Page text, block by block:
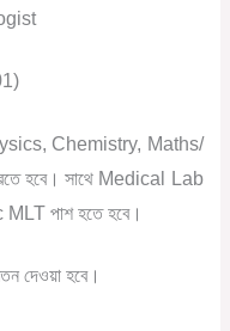
Chemistry, Maths/
হবে। সাথে Medical Lab
MLTপাশ হতে হবে।
দেওয়া হবে।